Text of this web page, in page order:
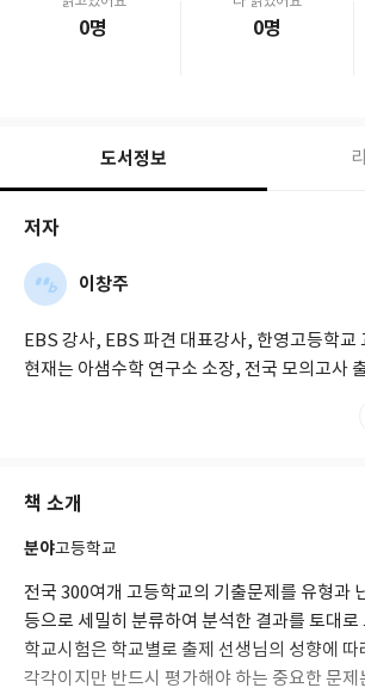
0명 0명
도서정보
저자
이창주
EBS 강사, EBS 파견 대표강사, 한영고등학교
현재는 아샘수학 연구소 소장, 전국 모의고사
책 소개
분야고등학교
전국 300여개 고등학교의 기출문제를 유형과
등으로 세밀히 분류하여 분석한 결과를 토대로
학교시험은 학교별로 출제 선생님의 성향에 따
각각이지만 반드시 평가해야 하는 중요한 문제